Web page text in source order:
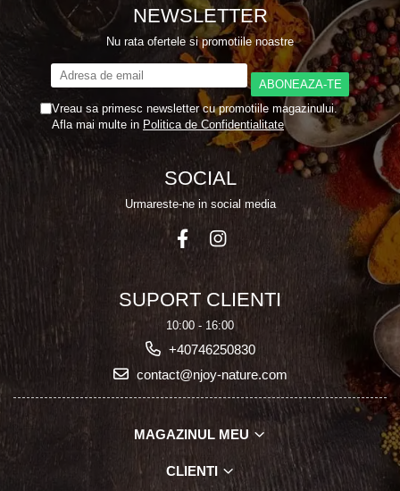
NEWSLETTER
Nu rata ofertele si promotiile noastre
Vreau sa primesc newsletter cu promotiile magazinului.
Afla mai multe in Politica de Confidentialitate
SOCIAL
Urmareste-ne in social media
SUPORT CLIENTI
10:00 - 16:00
+40746250830
contact@njoy-nature.com
MAGAZINUL MEU
CLIENTI